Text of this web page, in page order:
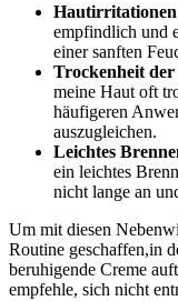
Hautirritationen
empfindlich und
einer sanften⁤
Trockenheit
meine⁢ Haut oft
häufigeren
auszugleichen.
Leichtes
ein leichtes
nicht lange an
Um ⁣mit diesen
Routine geschaffen,in
beruhigende Creme
empfehle, sich nicht